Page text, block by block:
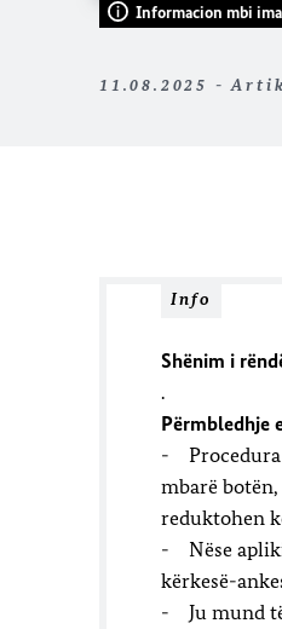
Informacion mbi
11.08.2025 -
Info
Shënim i
.
Përmbledhje
- Procedura
mbarë
reduktohen
- Nëse
kërkesë-
- Ju mund